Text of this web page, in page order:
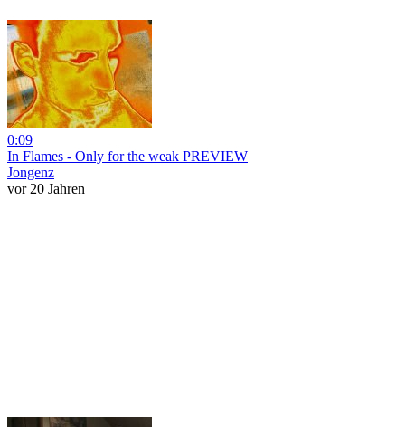
0:09
In Flames - Only for the weak PREVIEW
Jongenz
vor 20 Jahren